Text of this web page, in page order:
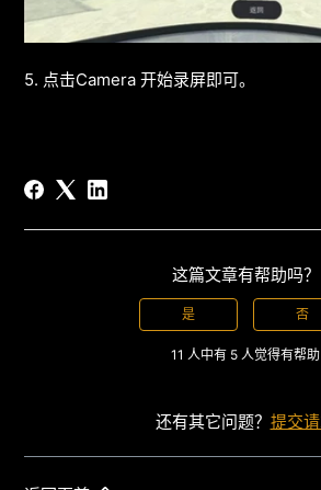
5. 点击Camera 开始录屏即可。
这篇文章有帮助吗？
是 否
11 人中有 5 人觉得有帮助
还有其它问题？ 提交